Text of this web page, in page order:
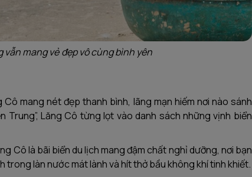
vẫn mang vẻ đẹp vô cùng bình yên
Cô mang nét đẹp thanh bình, lãng mạn hiếm nơi nào sánh
Trung”, Lăng Cô từng lọt vào danh sách những vịnh biển
Cô là bãi biển du lịch mang đậm chất nghỉ dưỡng, nơi bạn
trong làn nước mát lành và hít thở bầu không khí tinh khiết.